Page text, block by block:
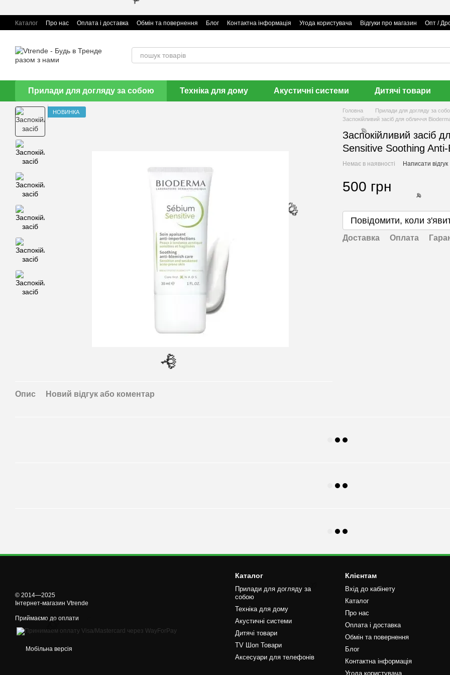
Каталог Про нас Оплата і доставка Обмін та повернення Блог Контактна інформація Угода користувача Відгуки про магазин Опт /
Прилади для догляду за собою Техніка для дому Акустичні системи Дитячі товари
НОВИНКА
Опис Новий відгук або коментар
Головна
Прилади для догляду за
Заспокійливий засіб для обличчя
Заспокійливий засіб
Sensitive Soothing
Немає в наявності Написати відгук
500 грн
Повідомити, коли
Доставка Оплата
© 2014—2025
Інтернет-магазин Vtrende
Приймаємо до оплати
Мобільна версія
Каталог
Прилади для догляду за
собою
Техніка для дому
Акустичні системи
Дитячі товари
TV Шоп Товари
Аксесуари для телефонів
Клієнтам
Вхід до кабінету
Каталог
Про нас
Оплата і доставка
Обмін та повернення
Блог
Контактна інформація
Угода користувача
🌹
🌹